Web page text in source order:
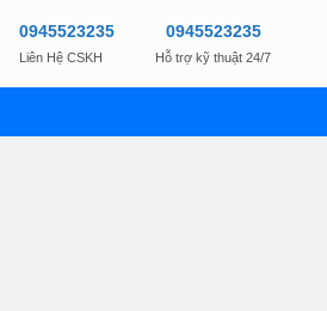
0945523235
Liên Hệ CSKH
0945523235
Hỗ trợ kỹ thuật 24/7